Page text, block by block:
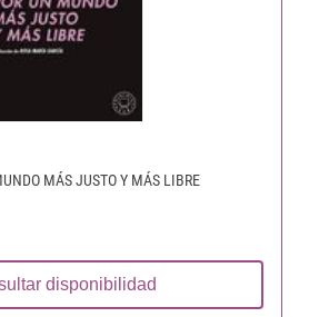
MÁS JUSTO Y MÁS LIBRE
disponibilidad